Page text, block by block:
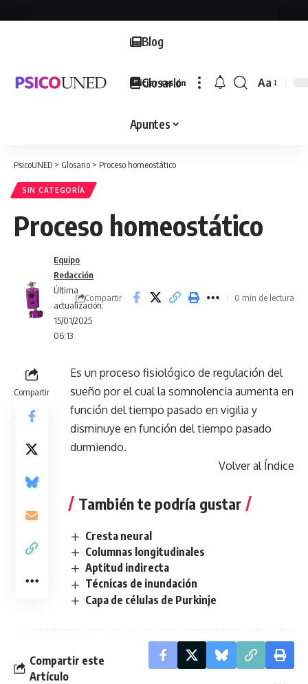
Blog
Glosario
Apuntes
Iniciar sesión
Font
Aa
PsicoUNED > Glosario > Proceso homeostático
SIN CATEGORÍA
Proceso homeostático
Última
actualización:
15/01/2025
06:13
Equipo
Redacción
Compartir 0 min de lectura
Compartir
Es un proceso fisiológico de regulación del
sueño por el cual la somnolencia aumenta en
función del tiempo pasado en vigilia y
disminuye en función del tiempo pasado
durmiendo.
Volver al Índice
También te podría gustar
Cresta neural
Columnas longitudinales
Aptitud indirecta
Técnicas de inundación
Capa de células de Purkinje
Compartir este
Artículo